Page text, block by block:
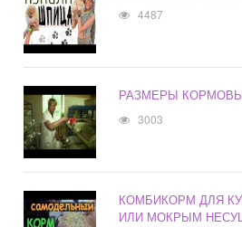
4487
РАЗМЕРЫ
3003
КОМБИКОРМ ДЛЯ
ИЛИ МОКРЫМ